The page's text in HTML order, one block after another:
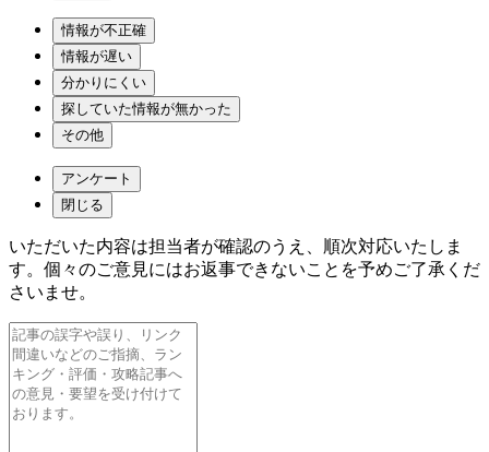
情報が不正確
情報が遅い
分かりにくい
探していた情報が無かった
その他
アンケート
閉じる
いただいた内容は担当者が確認のうえ、順次対応いたしま
す。個々のご意見にはお返事できないことを予めご了承くだ
さいませ。